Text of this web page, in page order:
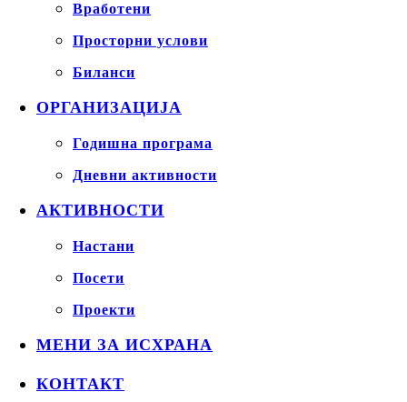
Вработени
Просторни услови
Биланси
ОРГАНИЗАЦИЈА
Годишна програма
Дневни активности
АКТИВНОСТИ
Настани
Посети
Проекти
МЕНИ ЗА ИСХРАНА
КОНТАКТ